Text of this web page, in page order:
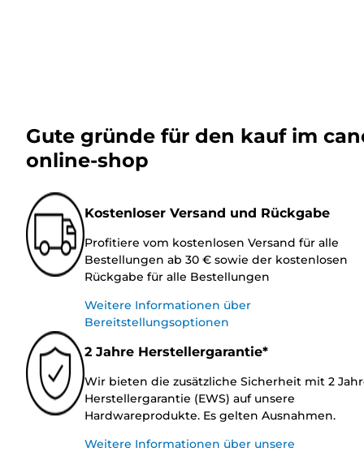
Gute gründe für den kauf im
online-shop
Kostenloser Versand und Rückgabe
Profitiere vom kostenlosen Versand für alle
Bestellungen ab 30 € sowie der kostenlosen
Rückgabe für alle Bestellungen
Weitere Informationen über
Bereitstellungsoptionen
2 Jahre Herstellergarantie*
Wir bieten die zusätzliche Sicherheit mit 2
Herstellergarantie (EWS) auf unsere
Hardwareprodukte. Es gelten Ausnahmen.
Weitere Informationen über unsere